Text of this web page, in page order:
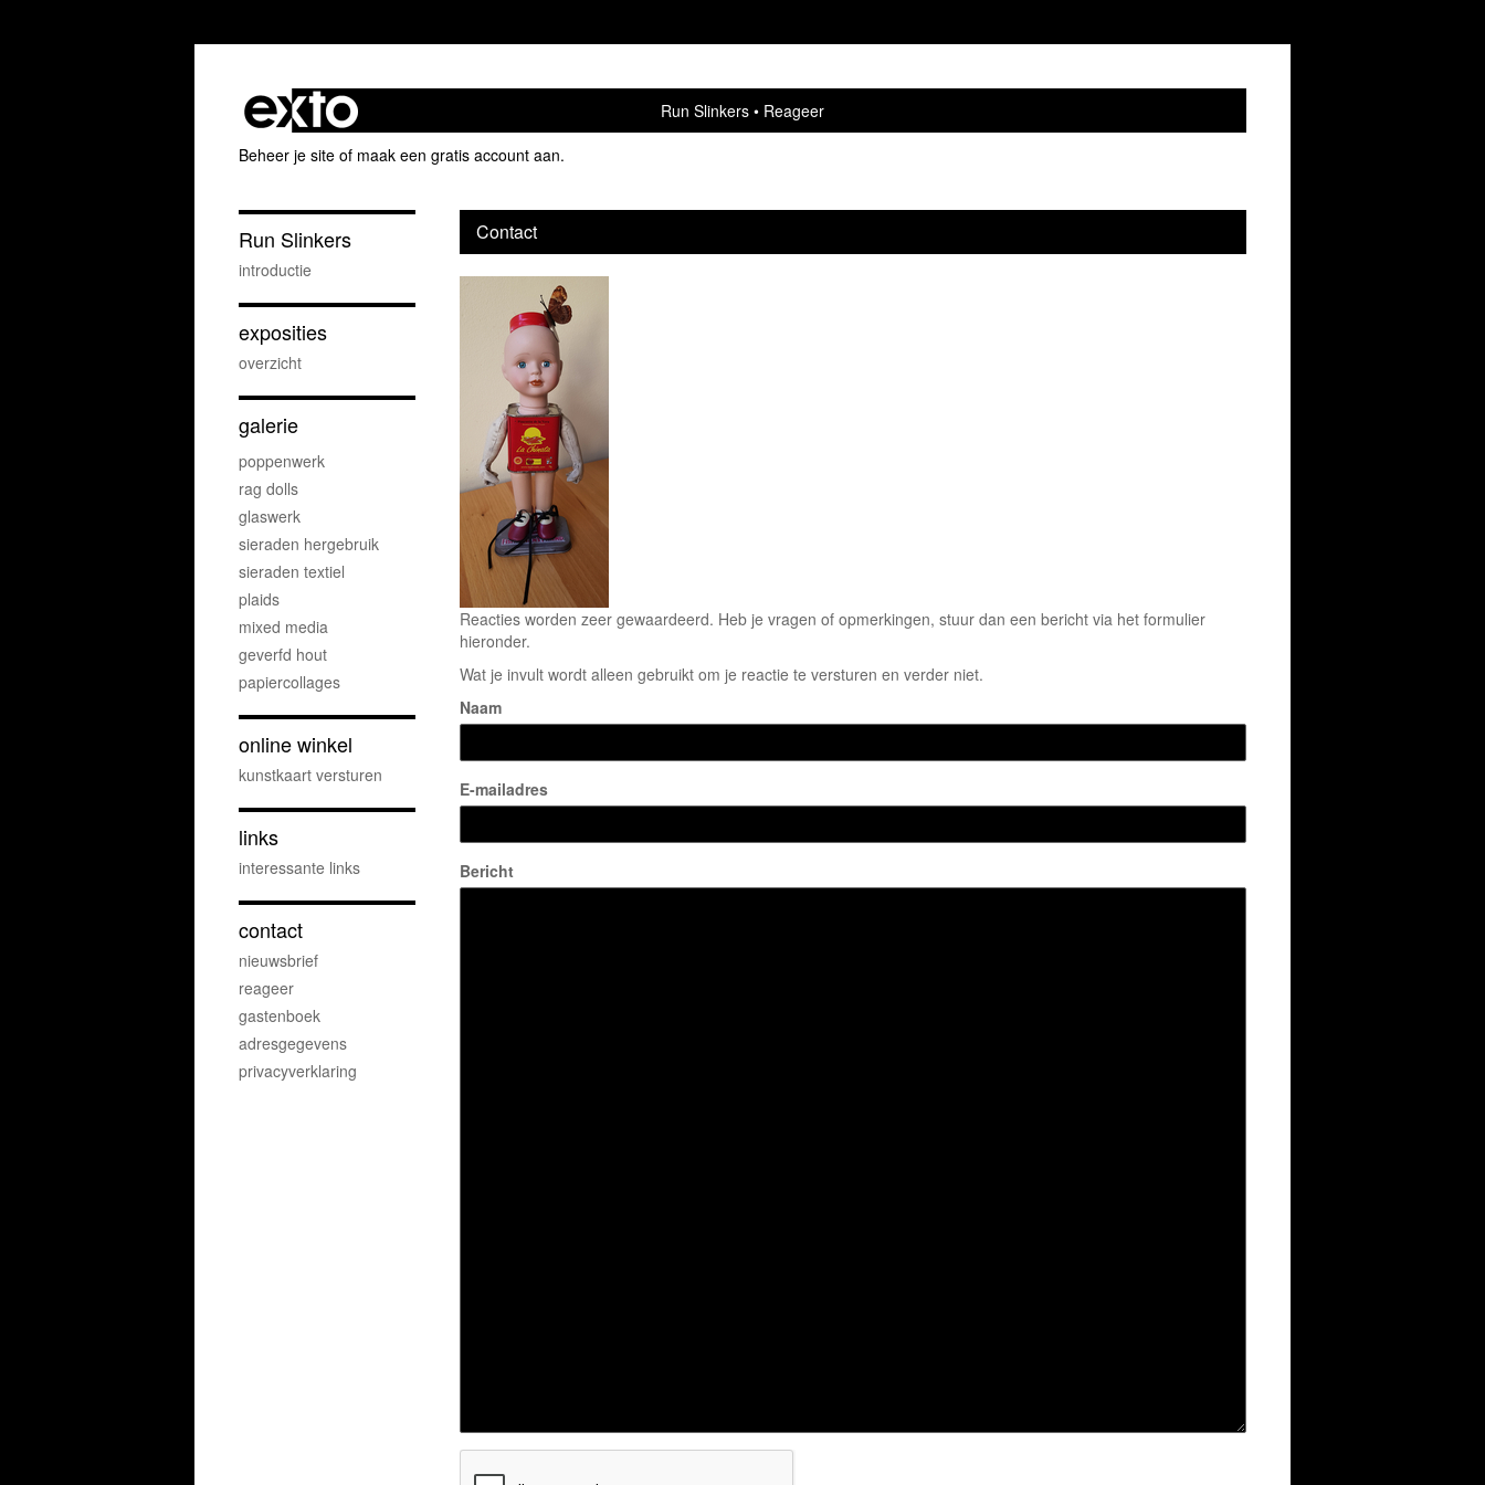
Run Slinkers
Reageer
Beheer je site of maak een gratis account aan.
Contact
Reacties worden zeer gewaardeerd. Heb je vragen of opmerkingen, stuur dan een bericht via het formulier
hieronder.
Wat je invult wordt alleen gebruikt om je reactie te versturen en verder niet.
Naam
E-mailadres
Bericht
Run Slinkers
introductie
exposities
overzicht
galerie
poppenwerk
rag dolls
glaswerk
sieraden hergebruik
sieraden textiel
plaids
mixed media
geverfd hout
papiercollages
online winkel
kunstkaart versturen
links
interessante links
contact
nieuwsbrief
reageer
gastenboek
adresgegevens
privacyverklaring